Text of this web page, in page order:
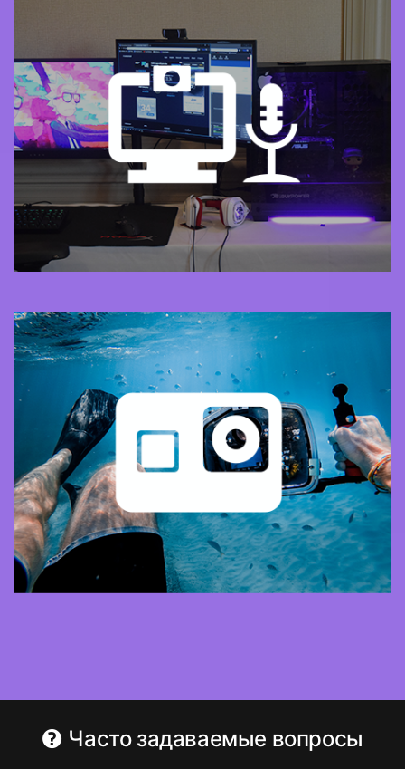
Часто задаваемые вопросы